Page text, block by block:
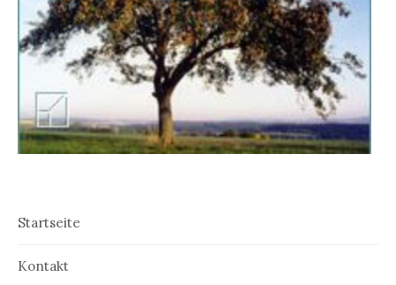
Startseite
Kontakt